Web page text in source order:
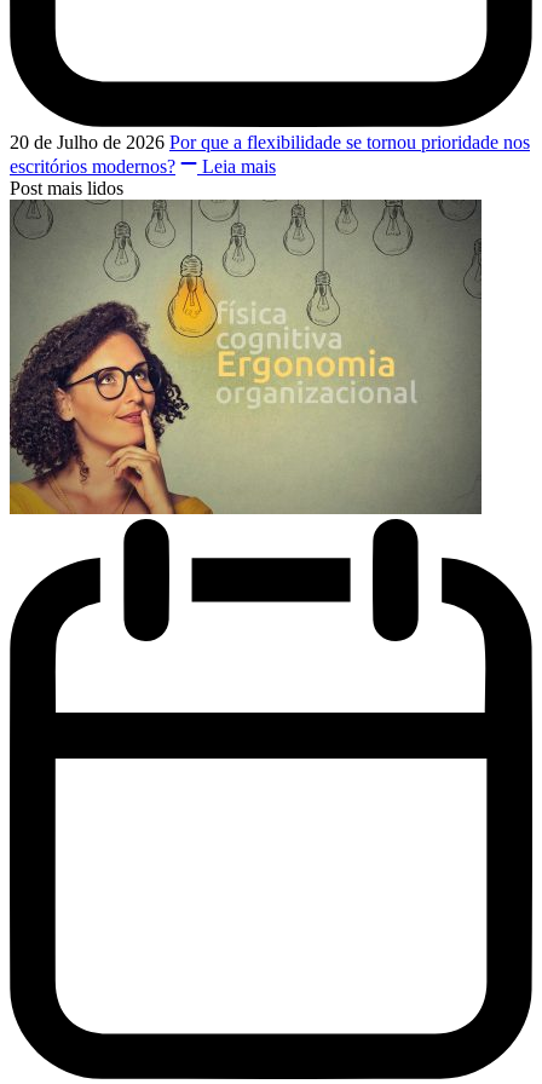
20 de Julho de 2026 Por que a flexibilidade se tornou prioridade nos
escritórios modernos?
Leia mais
Post mais lidos